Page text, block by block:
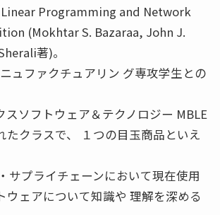
Programming and Network
(Mokhtar S. Bazaraa, John J.
著)。
ュファクチュアリン グ専攻学生との
スソフトウェア＆テクノロジー MBLE
たクラスで、 １つの目玉商品といえ
サプライチェーンにおいて現在使用
ウェアについて知識や 理解を深める